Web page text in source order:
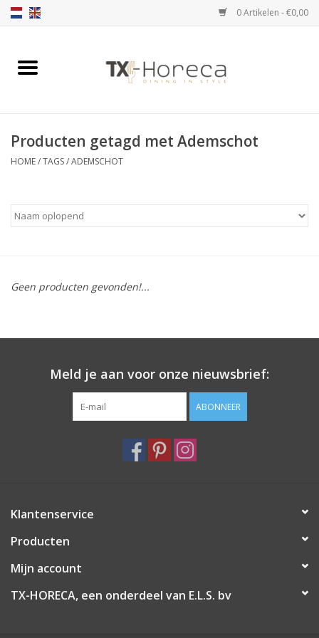
0 Artikelen - €0,00
Home
Catalogi
Producten getagd met Ademschot
HOME/TAGS/ADEMSCHOT
Geen producten gevonden!...
Meld je aan voor onze nieuwsbrief:
ABONNEER
Klantenservice
Producten
Mijn account
TX-HORECA, een onderdeel van E.L.S. bv